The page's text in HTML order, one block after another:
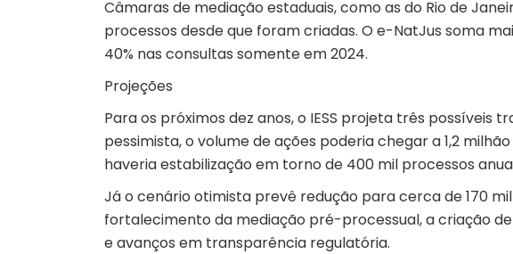
Câmaras de mediação estaduais, como as do Rio de
processos desde que foram criadas. O e-NatJus soma
40% nas consultas somente em 2024.
Projeções
Para os próximos dez anos, o IESS projeta três possíveis
pessimista, o volume de ações poderia chegar a 1,2
haveria estabilização em torno de 400 mil processos
Já o cenário otimista prevê redução para cerca de 170
fortalecimento da mediação pré-processual, a criação
e avanços em transparência regulatória.